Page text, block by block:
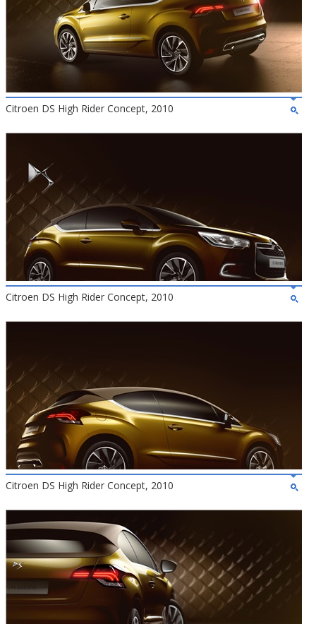
Citroen DS High Rider Concept, 2010
Citroen DS High Rider Concept, 2010
Citroen DS High Rider Concept, 2010